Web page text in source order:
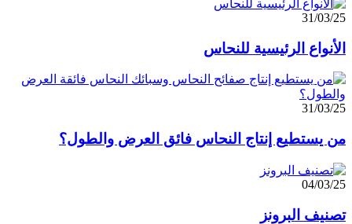
31/03/25
الأنواع الرئيسية للنحاس
31/03/25
من يستطيع إنتاج النحاس فائق العرض والطول؟
04/03/25
تصنيف البرونز